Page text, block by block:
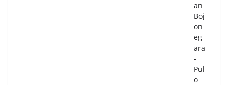
an
Boj
on
eg
ara
-
Pul
o